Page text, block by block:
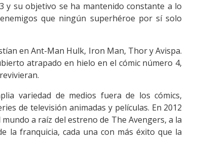
y su objetivo se ha mantenido constante a lo
que ningún superhéroe por sí solo
en Ant-Man Hulk, Iron Man, Thor y Avispa.
atrapado en hielo en el cómic número 4,
variedad de medios fuera de los cómics,
de televisión animadas y películas. En 2012
a raíz del estreno de The Avengers, a la
la franquicia, cada una con más éxito que la